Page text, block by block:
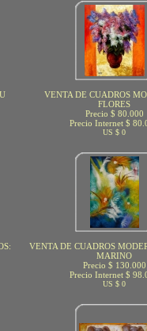
VENTA DE CUADROS
FLORES
Precio $ 80.000
Precio Internet $
US $ 0
VENTA DE CUADROS
MARINO
Precio $ 130.000
Precio Internet $
US $ 0